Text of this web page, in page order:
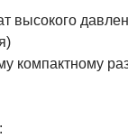
высокого
компактному